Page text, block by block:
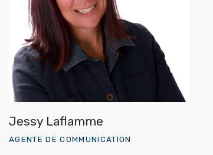
Jessy Laflamme
AGENTE DE COMMUNICATION